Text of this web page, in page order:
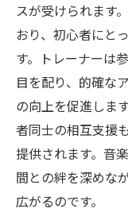
スが受けられます
おり、初心者にと
す。トレーナーは
目を配り、的確な
の向上を促進しま
者同士の相互支援
提供されます。音
間との絆を深めな
広がるのです。